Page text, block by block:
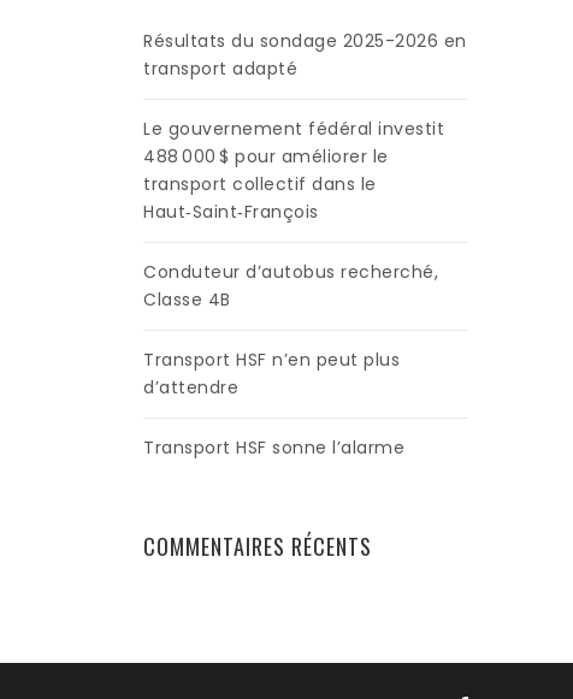
Résultats du sondage 2025-2026 en
transport adapté
Le gouvernement fédéral investit
488 000 $ pour améliorer le
transport collectif dans le
Haut‑Saint‑François
Conduteur d’autobus recherché,
Classe 4B
Transport HSF n’en peut plus
d’attendre
Transport HSF sonne l’alarme
COMMENTAIRES RÉCENTS